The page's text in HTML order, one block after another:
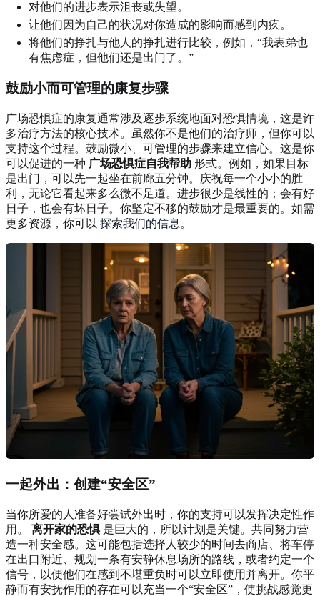
对他们的进步表示沮丧或失望。
让他们因为自己的状况对你造成的影响而感到内疚。
将他们的挣扎与他人的挣扎进行比较，例如，“我表弟也
有焦虑症，但他们还是出门了。”
鼓励小而可管理的康复步骤
广场恐惧症的康复通常涉及逐步系统地面对恐惧情境，这是许
多治疗方法的核心技术。虽然你不是他们的治疗师，但你可以
支持这个过程。鼓励微小、可管理的步骤来建立信心。这是你
可以促进的一种 广场恐惧症自我帮助 形式。例如，如果目标
是出门，可以先一起坐在前廊五分钟。庆祝每一个小小的胜
利，无论它看起来多么微不足道。进步很少是线性的；会有好
日子，也会有坏日子。你坚定不移的鼓励才是最重要的。如需
更多资源，你可以 探索我们的信息 。
一起外出：创建“安全区”
当你所爱的人准备好尝试外出时，你的支持可以发挥决定性作
用。 离开家的恐惧 是巨大的，所以计划是关键。共同努力营
造一种安全感。这可能包括选择人较少的时间去商店、将车停
在出口附近、规划一条有安静休息场所的路线，或者约定一个
信号，以便他们在感到不堪重负时可以立即使用并离开。你平
静而有安抚作用的存在可以充当一个“安全区”，使挑战感觉更